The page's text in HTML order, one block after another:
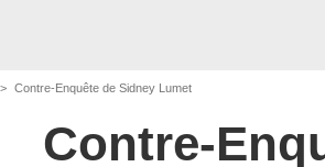
Contre-Enquête de Sidney Lumet
Contre-